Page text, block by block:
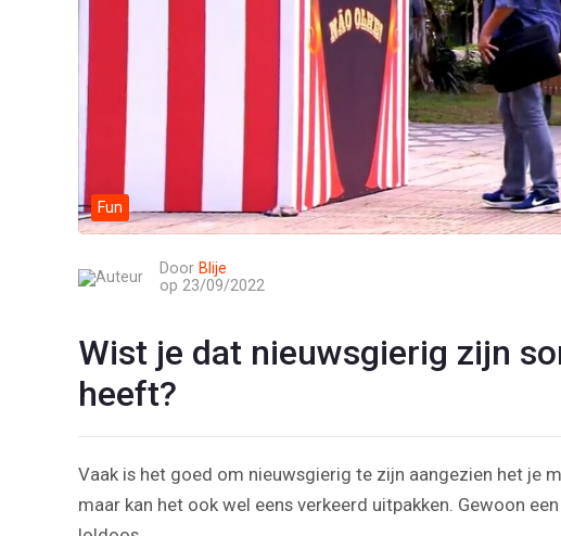
Fun
Door Blije
op 23/09/2022
Wist je dat nieuwsgierig zijn
heeft?
Vaak is het goed om nieuwsgierig te zijn aangezien het je
maar kan het ook wel eens verkeerd uitpakken. Gewoon